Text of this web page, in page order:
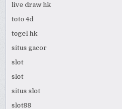
live draw hk
toto 4d
togel hk
situs gacor
slot
slot
situs slot
slot88